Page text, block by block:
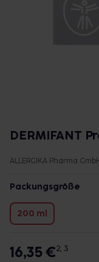
DERMIFANT
ALLERGIKA Pharma
Packungsgröße
200 ml
16,35 €2, 3